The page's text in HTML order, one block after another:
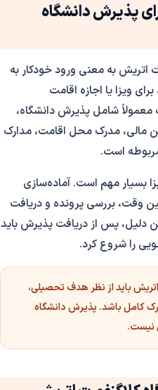
پذیرش دانشگاه
اتریش به معنی ورود خودکار به
ویزا یا اجازه اقامت
شامل پذیرش دانشگاه،
مالی، مدرک محل اقامت، مدارک
است.
بسیار مهم است. آماده‌سازی
وقت، بررسی پرونده و دریافت
دلیل، پس از دریافت پذیرش باید
را شروع کرد.
باید از نظر هدف تحصیلی،
کامل باشد. پذیرش دانشگاه
نیست.